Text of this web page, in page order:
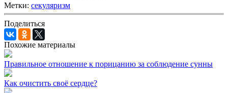
Метки: секуляризм
Поделиться
Похожие материалы
Правильное отношение к порицанию за соблюдение сунны
Как очистить своё сердце?